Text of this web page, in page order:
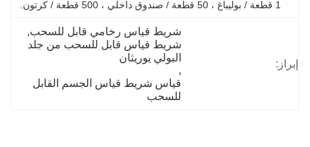
إبراز:
شريط قياس رخامي قابل للسحب,
شريط قياس قابل للسحب من جلد
البولي يوريثان
,
قياس شريط قياس الجسم القابل
للسحب